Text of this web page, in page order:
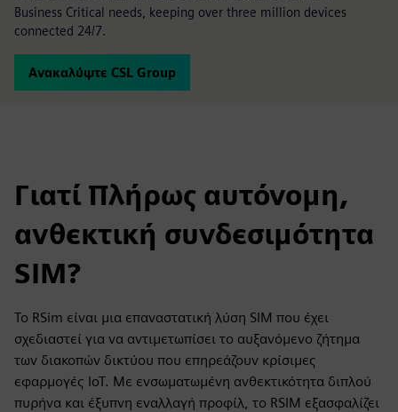
Business Critical needs, keeping over three million devices
connected 24/7.
Ανακαλύψτε CSL Group
Γιατί Πλήρως αυτόνομη,
ανθεκτική συνδεσιμότητα
SIM?
Το RSim είναι μια επαναστατική λύση SIM που έχει
σχεδιαστεί για να αντιμετωπίσει το αυξανόμενο ζήτημα
των διακοπών δικτύου που επηρεάζουν κρίσιμες
εφαρμογές IoT. Με ενσωματωμένη ανθεκτικότητα διπλού
πυρήνα και έξυπνη εναλλαγή προφίλ, το RSIM εξασφαλίζει